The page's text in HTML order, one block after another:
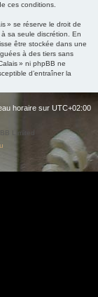
ces conditions.
» se réserve le droit de
sa seule discrétion. En
être stockée dans une
à des tiers sans
» ni phpBB ne
d’entraîner la
horaire sur UTC+02:00
Limited